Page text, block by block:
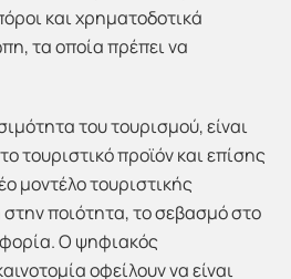
και χρηματοδοτικά
τα οποία πρέπει να
του τουρισμού, είναι
τουριστικό προϊόν και επίσης
μοντέλο τουριστικής
ποιότητα, το σεβασμό στο
Ο ψηφιακός
οφείλουν να είναι